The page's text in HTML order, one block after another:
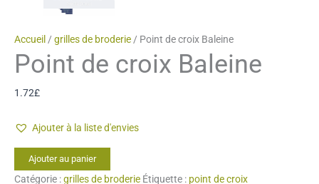
Accueil / grilles de broderie / Point de croix Baleine
Point de croix Baleine
1.72£
Ajouter à la liste d'envies
quantité
de
Ajouter au panier
Catégorie :grilles de broderie Étiquette : point de croix